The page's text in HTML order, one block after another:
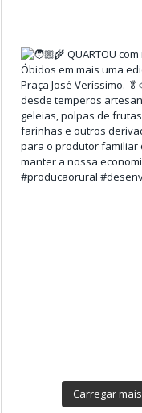
Carregar mais